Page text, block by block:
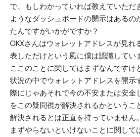
で、もしわかっていれば教えていただ
ようなダッシュボードの開示はあるの
たんですがいかがですか？
OKXさんはウォレットアドレスが見れ
表しただけという風に僕は認識してい
ここのことに関してはまずなんですけ
状況の中でウォレットアドレスを開示
際にじゃあそれで今の不安または安全
をこの疑問視が解決されるかというこ
解決されるとは正直を持っていません。
まずやらないといけないことに関して